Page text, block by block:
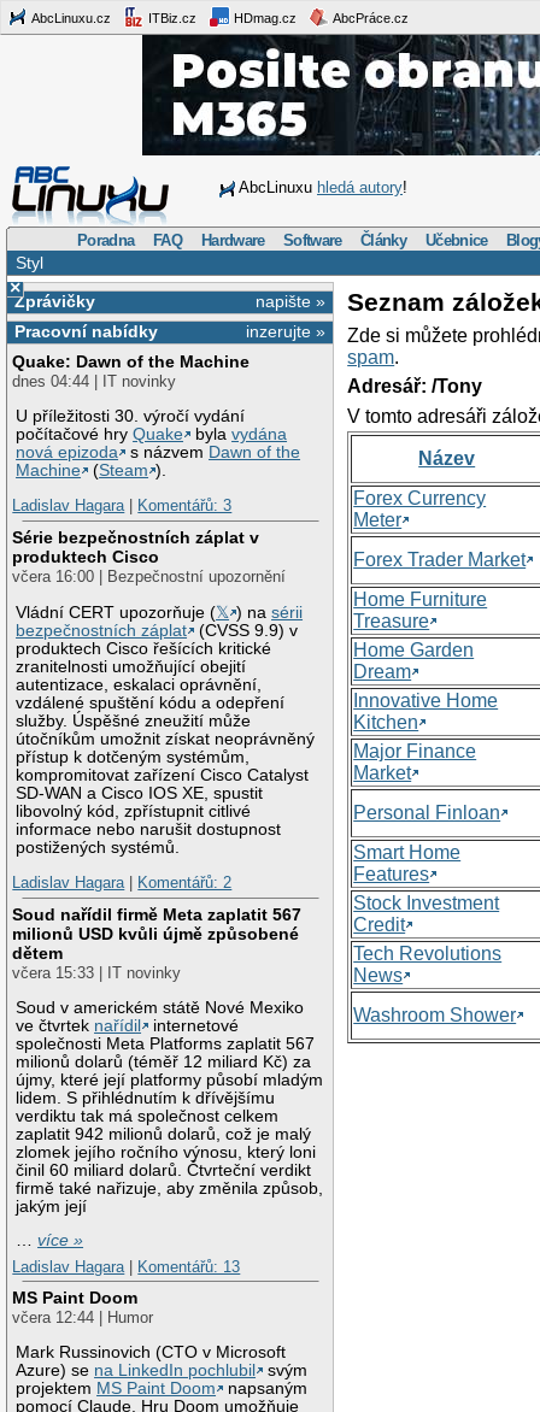
AbcLinuxu.cz ITBiz.cz HDmag.cz AbcPráce.cz
AbcLinuxu hledá autory!
Poradna FAQ Hardware Software Články Učebnice
Styl
×
napište »
Zprávičky
inzerujte »
Pracovní nabídky
Quake: Dawn of the Machine
dnes 04:44 | IT novinky
U příležitosti 30. výročí vydání
počítačové hryQuake bylavydána
nová epizoda
s názvem Dawn of the
Machine
(Steam ).
Ladislav Hagara| Komentářů: 3
Série bezpečnostních záplat v
produktech Cisco
včera 16:00 | Bezpečnostní upozornění
Vládní CERT upozorňuje (𝕏 ) nasérii
bezpečnostních záplat
(CVSS 9.9) v
produktech Cisco řešících kritické
zranitelnosti umožňující obejití
autentizace, eskalaci oprávnění,
vzdálené spuštění kódu a odepření
služby. Úspěšné zneužití může
útočníkům umožnit získat neoprávněný
přístup k dotčeným systémům,
kompromitovat zařízení Cisco Catalyst
SD-WAN a Cisco IOS XE, spustit
libovolný kód, zpřístupnit citlivé
informace nebo narušit dostupnost
postižených systémů.
Ladislav Hagara| Komentářů: 2
Soud nařídil firmě Meta zaplatit 567
milionů USD kvůli újmě způsobené
dětem
včera 15:33 | IT novinky
Soud v americkém státě Nové Mexiko
ve čtvrtek nařídil
internetové
společnosti Meta Platforms zaplatit 567
milionů dolarů (téměř 12 miliard Kč) za
újmy, které její platformy působí mladým
lidem. S přihlédnutím k dřívějšímu
verdiktu tak má společnost celkem
zaplatit 942 milionů dolarů, což je malý
zlomek jejího ročního výnosu, který loni
činil 60 miliard dolarů. Čtvrteční verdikt
firmě také nařizuje, aby změnila způsob,
jakým její
…více »
Ladislav Hagara
Komentářů: 13
MS Paint Doom
včera 12:44 | Humor
Mark Russinovich (CTO v Microsoft
Azure) se na LinkedIn pochlubil
svým
projektem MS Paint Doom
napsaným
pomocí Claude. Hru Doom umožňuje
Seznam
Zde si můžete
spam.
Adresář: /Tony
V tomto adresáři
Název
Forex Currency
Meter
Forex Trader Market
Home Furniture
Treasure
Home Garden
Dream
Innovative Home
Kitchen
Major Finance
Market
Personal Finloan
Smart Home
Features
Stock Investment
Credit
Tech Revolutions
News
Washroom Shower